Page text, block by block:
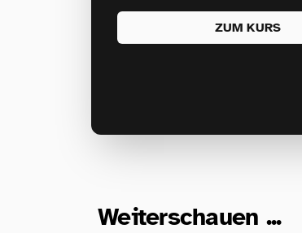
ZUM KURS
Weiterschauen ...